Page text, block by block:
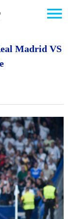
Madrid VS